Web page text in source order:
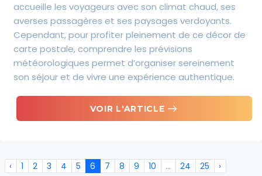
accueille les voyageurs avec son climat chaud, ses
averses passagères et ses paysages verdoyants.
Cependant, pour profiter pleinement de ce décor de
carte postale, comprendre les prévisions
météorologiques permet d’organiser sereinement
son séjour et de vivre une expérience authentique.
VOIR L'ARTICLE east
‹ 1 2 3 4 5 6 7 8 9 10 ... 24 25 ›